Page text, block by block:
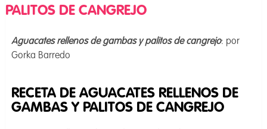
PALITOS DE CANGREJO
Aguacates rellenos de gambas y palitos de cangrejo: por
Gorka Barredo
RECETA DE AGUACATES RELLENOS DE
GAMBAS Y PALITOS DE CANGREJO